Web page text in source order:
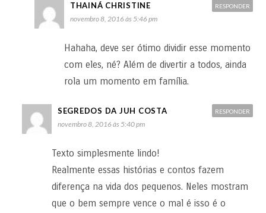
THAINÁ CHRISTINE
novembro 8, 2016 às 5:46 pm
Hahaha, deve ser ótimo dividir esse momento
com eles, né? Além de divertir a todos, ainda
rola um momento em família.
RESPONDER
SEGREDOS DA JUH COSTA
novembro 8, 2016 às 5:40 pm
Texto simplesmente lindo!
Realmente essas histórias e contos fazem
diferença na vida dos pequenos. Neles mostram
que o bem sempre vence o mal é isso é o
RESPONDER